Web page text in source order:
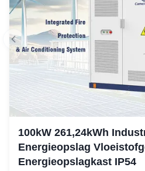
100kW 261,24kWh
Energieopslag
Energieopslagkast IP54